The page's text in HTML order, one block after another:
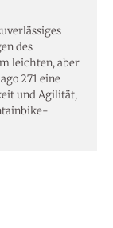
des
leichten, aber
271 eine
und Agilität,